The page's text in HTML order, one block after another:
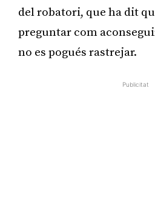
del robatori, que ha dit
preguntar com
no es pogués rastrejar.
Publicitat